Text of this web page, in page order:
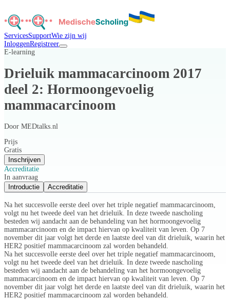
ServicesSupportWie zijn wij
InloggenRegistreer
E-learning
Drieluik mammacarcinoom 2017
deel 2: Hormoongevoelig
mammacarcinoom
Door MEDtalks.nl
Prijs
Gratis
Inschrijven
Accreditatie
In aanvraag
Introductie
Accreditatie
Na het succesvolle eerste deel over het triple negatief mammacarcinoom,
volgt nu het tweede deel van het drieluik. In deze tweede nascholing
besteden wij aandacht aan de behandeling van het hormoongevoelig
mammacarcinoom en de impact hiervan op kwaliteit van leven. Op 7
november dit jaar volgt het derde en laatste deel van dit drieluik, waarin het
HER2 positief mammacarcinoom zal worden behandeld.
Na het succesvolle eerste deel over het triple negatief mammacarcinoom,
volgt nu het tweede deel van het drieluik. In deze tweede nascholing
besteden wij aandacht aan de behandeling van het hormoongevoelig
mammacarcinoom en de impact hiervan op kwaliteit van leven. Op 7
november dit jaar volgt het derde en laatste deel van dit drieluik, waarin het
HER2 positief mammacarcinoom zal worden behandeld.